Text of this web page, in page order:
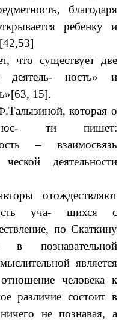
благодаря
ребенку и
существует две
деятель- ность» и
15].
которая о
ти пишет:
– взаимосвязь
деятельности
уча- щихся с
по Скаткину
познавательной
является
человека к
различие состоит в
не познавая, а